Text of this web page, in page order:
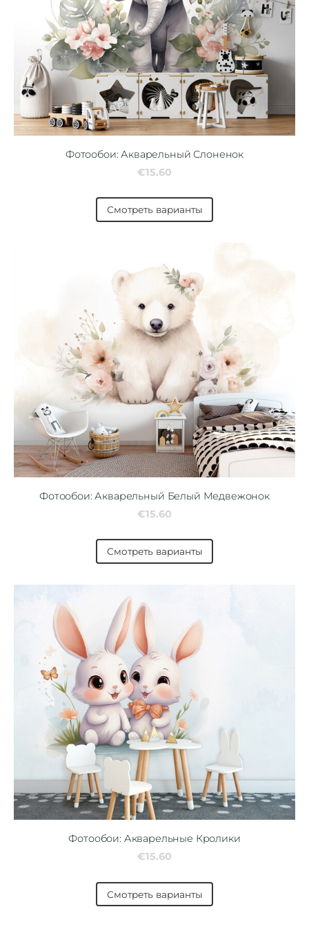
Фотообои: Акварельный Слоненок
€15.60
Смотреть варианты
Фотообои: Акварельный Белый Медвежонок
€15.60
Смотреть варианты
Фотообои: Акварельные Кролики
€15.60
Смотреть варианты